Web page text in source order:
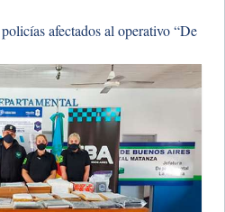
afectados al operativo “De